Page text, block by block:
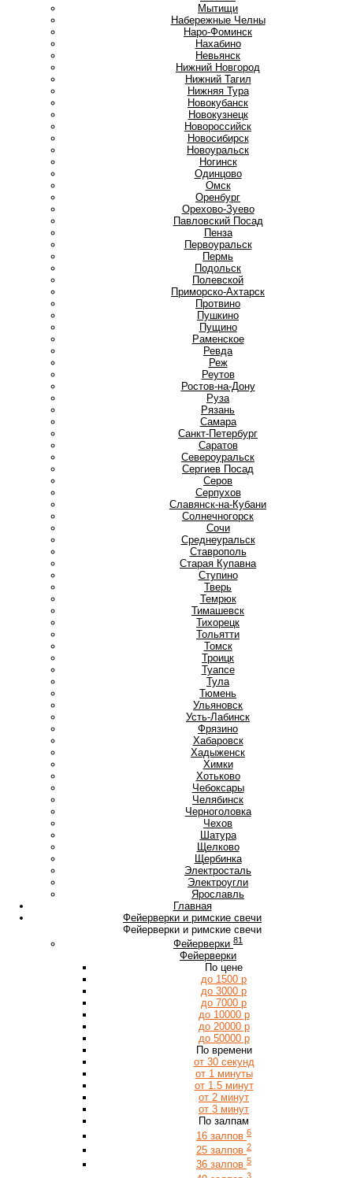
Мытищи
Набережные Челны
Наро-Фоминск
Нахабино
Невьянск
Нижний Новгород
Нижний Тагил
Нижняя Тура
Новокубанск
Новокузнецк
Новороссийск
Новосибирск
Новоуральск
Ногинск
Одинцово
Омск
Оренбург
Орехово-Зуево
Павловский Посад
Пенза
Первоуральск
Пермь
Подольск
Полевской
Приморско-Ахтарск
Протвино
Пушкино
Пущино
Раменское
Ревда
Реж
Реутов
Ростов-на-Дону
Руза
Рязань
Самара
Санкт-Петербург
Саратов
Североуральск
Сергиев Посад
Серов
Серпухов
Славянск-на-Кубани
Солнечногорск
Сочи
Среднеуральск
Ставрополь
Старая Купавна
Ступино
Тверь
Темрюк
Тимашевск
Тихорецк
Тольятти
Томск
Троицк
Туапсе
Тула
Тюмень
Ульяновск
Усть-Лабинск
Фрязино
Хабаровск
Хадыженск
Химки
Хотьково
Чебоксары
Челябинск
Черноголовка
Чехов
Шатура
Щелково
Щербинка
Электросталь
Электроугли
Ярославль
Главная
Фейерверки и римские свечи
Фейерверки и римские свечи
Фейерверки 81
Фейерверки
По цене
до 1500 р
до 3000 р
до 7000 р
до 10000 р
до 20000 р
до 50000 р
По времени
от 30 секунд
от 1 минуты
от 1.5 минут
от 2 минут
от 3 минут
По залпам
16 залпов 6
25 залпов 2
36 залпов 5
3